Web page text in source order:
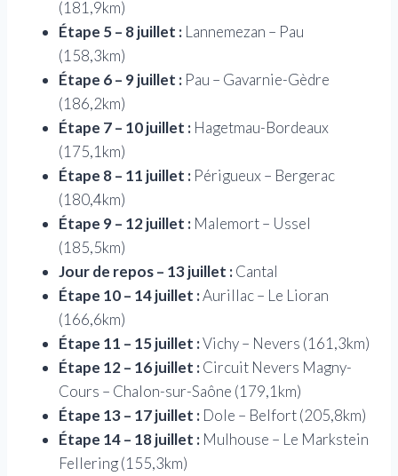
(181,9km)
Étape 5 – 8 juillet : Lannemezan – Pau
(158,3km)
Étape 6 – 9 juillet : Pau – Gavarnie-Gèdre
(186,2km)
Étape 7 – 10 juillet : Hagetmau-Bordeaux
(175,1km)
Étape 8 – 11 juillet : Périgueux – Bergerac
(180,4km)
Étape 9 – 12 juillet : Malemort – Ussel
(185,5km)
Jour de repos – 13 juillet :Cantal
Étape 10 – 14 juillet :Aurillac – Le Lioran
(166,6km)
Étape 11 – 15 juillet :Vichy – Nevers (161,3km)
Étape 12 – 16 juillet :Circuit Nevers Magny-
Cours – Chalon-sur-Saône (179,1km)
Étape 13 – 17 juillet : Dole – Belfort (205,8km)
Étape 14 – 18 juillet : Mulhouse – Le Markstein
Fellering (155,3km)